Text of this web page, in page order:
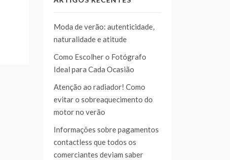
Moda de verão: autenticidade,
naturalidade e atitude
Como Escolher o Fotógrafo
Ideal para Cada Ocasião
Atenção ao radiador! Como
evitar o sobreaquecimento do
motor no verão
Informações sobre pagamentos
contactless que todos os
comerciantes deviam saber